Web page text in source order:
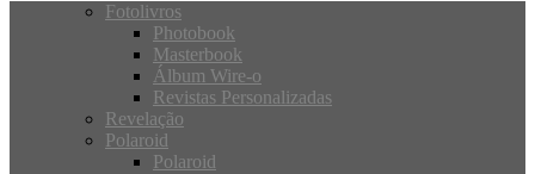
Fotolivros
Photobook
Masterbook
Álbum Wire-o
Revistas Personalizadas
Revelação
Polaroid
Polaroid